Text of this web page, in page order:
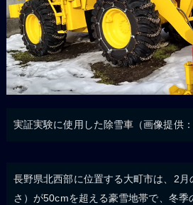
実証実験に使用した除雪車（画像提供
長野県北西部に位置する大町市は、2
さ）が50cmを超える豪雪地帯で、冬季